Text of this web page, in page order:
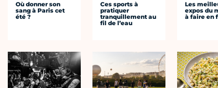
Où donner son
sang à Paris cet
été ?
Ces sports à
pratiquer
tranquillement au
fil de l’eau
Les
expos du
à faire en